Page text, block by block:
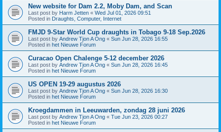
New website for Dam 2.2, Moby Dam, and Scan
Last post by Harm Jetten « Wed Jul 01, 2026 09:51
Posted in Draughts, Computer, Internet
FMJD 9-Star World Cup draughts in Tobago 9-18 Sep.2026
Last post by Andrew Tjon A Ong « Sun Jun 28, 2026 16:55
Posted in het Nieuwe Forum
Curacao Open Chalenge 5-12 december 2026
Last post by Andrew Tjon A Ong « Sun Jun 28, 2026 16:45
Posted in het Nieuwe Forum
US OPEN 19-29 augustus 2026
Last post by Andrew Tjon A Ong « Sun Jun 28, 2026 16:30
Posted in het Nieuwe Forum
Kroegdammen in Leeuwarden, zondag 28 juni 2026
Last post by Andrew Tjon A Ong « Tue Jun 23, 2026 00:27
Posted in het Nieuwe Forum